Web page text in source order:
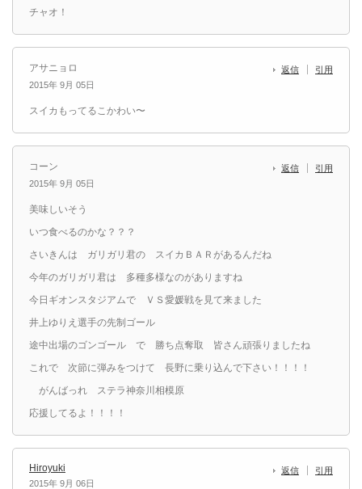
チャオ！
アサニョロ
2015年 9月 05日
返信 引用
スイカもってるこかわい〜
コーン
2015年 9月 05日
返信 引用
美味しいそう
いつ食べるのかな？？？
さいきんは ガリガリ君の スイカＢＡＲがあるんだね
今年のガリガリ君は 多種多様なのがありますね
今日ギオンスタジアムで ＶＳ愛媛戦を見て来ました
井上ゆりえ選手の先制ゴール
途中出場のゴンゴール で 勝ち点奪取 皆さん頑張りましたね
これで 次節に弾みをつけて 長野に乗り込んで下さい！！！！
がんばっれ ステラ神奈川相模原
応援してるよ！！！！
Hiroyuki
2015年 9月 06日
返信 引用